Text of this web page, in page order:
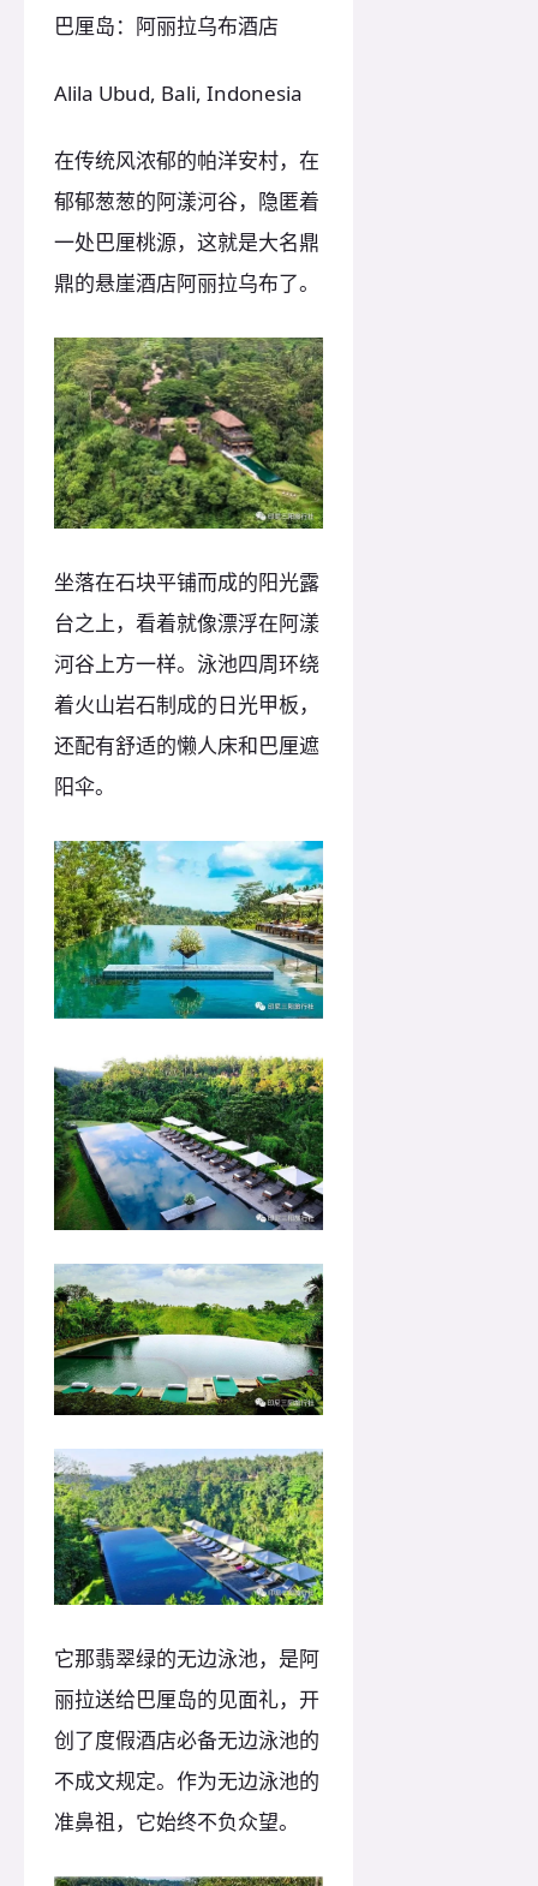
巴厘岛：阿丽拉乌布酒店
Alila Ubud, Bali, Indonesia
在传统风浓郁的帕洋安村，在
郁郁葱葱的阿漾河谷，隐匿着
一处巴厘桃源，这就是大名鼎
鼎的悬崖酒店阿丽拉乌布了。
坐落在石块平铺而成的阳光露
台之上，看着就像漂浮在阿漾
河谷上方一样。泳池四周环绕
着火山岩石制成的日光甲板，
还配有舒适的懒人床和巴厘遮
阳伞。
它那翡翠绿的无边泳池，是阿
丽拉送给巴厘岛的见面礼，开
创了度假酒店必备无边泳池的
不成文规定。作为无边泳池的
准鼻祖，它始终不负众望。